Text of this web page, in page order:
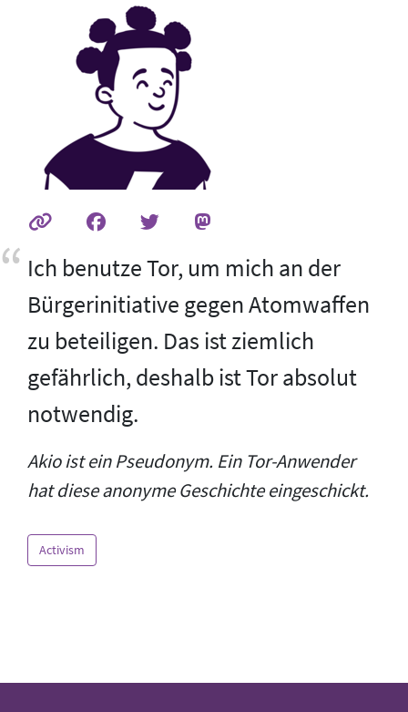
Ich benutze Tor, um mich an der
Bürgerinitiative gegen Atomwaffen
zu beteiligen. Das ist ziemlich
gefährlich, deshalb ist Tor absolut
notwendig.
Akio ist ein Pseudonym. Ein Tor-Anwender
hat diese anonyme Geschichte eingeschickt.
Activism